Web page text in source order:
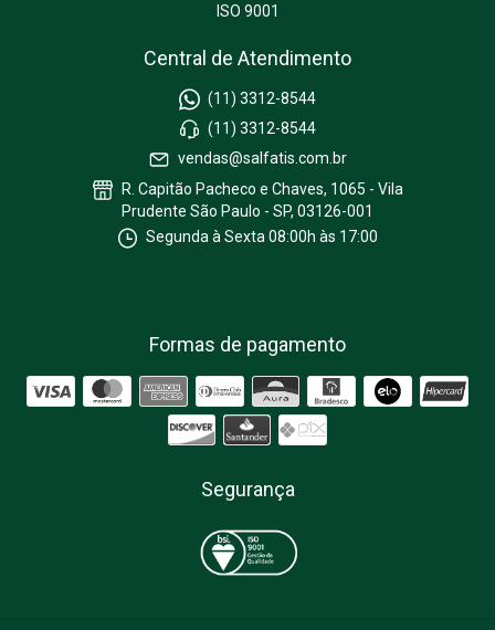
ISO 9001
Central de Atendimento
(11) 3312-8544
(11) 3312-8544
vendas@salfatis.com.br
R. Capitão Pacheco e Chaves, 1065 - Vila
Prudente São Paulo - SP, 03126-001
Segunda à Sexta 08:00h às 17:00
Formas de pagamento
Segurança